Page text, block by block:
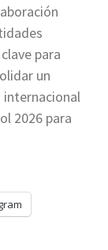
para
un
2026 para